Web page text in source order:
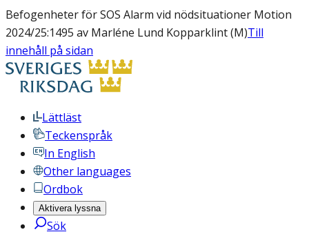
Befogenheter för SOS Alarm vid nödsituationer Motion
2024/25:1495 av Marléne Lund Kopparklint (M)Till
innehåll på sidan
Lättläst
Teckenspråk
In English
Other languages
Ordbok
Aktivera lyssna
Sök